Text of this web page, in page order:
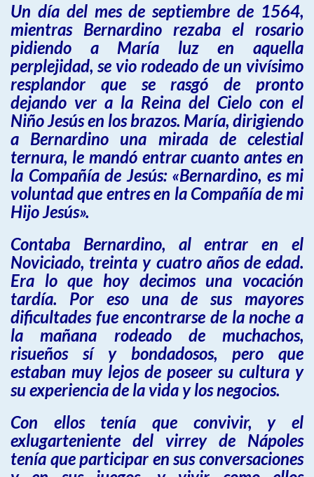
Un día del mes de septiembre de 1564,
mientras Bernardino rezaba el rosario
pidiendo a María luz en aquella
perplejidad, se vio rodeado de un vivísimo
resplandor que se rasgó de pronto
dejando ver a la Reina del Cielo con el
Niño Jesús en los brazos. María, dirigiendo
a Bernardino una mirada de celestial
ternura, le mandó entrar cuanto antes en
la Compañía de Jesús: «Bernardino, es mi
voluntad que entres en la Compañía de mi
Hijo Jesús».
Contaba Bernardino, al entrar en el
Noviciado, treinta y cuatro años de edad.
Era lo que hoy decimos una vocación
tardía. Por eso una de sus mayores
dificultades fue encontrarse de la noche a
la mañana rodeado de muchachos,
risueños sí y bondadosos, pero que
estaban muy lejos de poseer su cultura y
su experiencia de la vida y los negocios.
Con ellos tenía que convivir, y el
exlugarteniente del virrey de Nápoles
tenía que participar en sus conversaciones